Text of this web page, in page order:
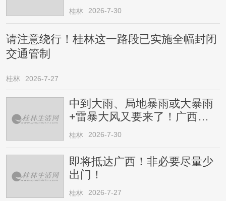
桂林 2026-7-30
请注意绕行！桂林这一路段已实施全幅封闭
交通管制
桂林 2026-7-27
中到大雨、局地暴雨或大暴雨
+雷暴大风又要来了！广西人
请注意
桂林 2026-7-30
即将抵达广西！非必要尽量少
出门！
桂林 2026-7-27